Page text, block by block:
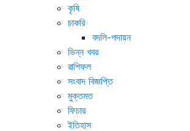
কৃষি
চাকরি
বদলি-পদায়ন
ভিন্ন খবর
রাশিফল
সংবাদ বিজ্ঞপ্তি
মুক্তমত
ফিচার
ইতিহাস